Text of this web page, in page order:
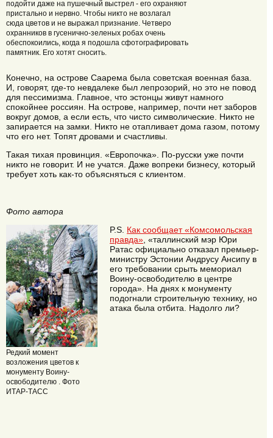
подойти даже на пушечный выстрел - его охраняют
пристально и нервно. Чтобы никто не возлагал
сюда цветов и не выражал признание. Четверо
охранников в гусенично-зеленых робах очень
обеспокоились, когда я подошла сфотографировать
памятник. Его хотят сносить.
Конечно, на острове Саарема была советская военная база.
И, говорят, где-то невдалеке был лепрозорий, но это не повод
для пессимизма. Главное, что эстонцы живут намного
спокойнее россиян. На острове, например, почти нет заборов
вокруг домов, а если есть, что чисто символические. Никто не
запирается на замки. Никто не отапливает дома газом, потому
что его нет. Топят дровами и счастливы.
Такая тихая провинция. «Европочка». По-русски уже почти
никто не говорит. И не учатся. Даже вопреки бизнесу, который
требует хоть как-то объясняться с клиентом.
Фото автора
Редкий момент
возложения цветов к
монументу Воину-
освободителю . Фото
ИТАР-ТАСС
P.S. Как сообщает «Комсомольская
правда» , «таллинский мэр Юри
Ратас официально отказал премьер-
министру Эстонии Андрусу Ансипу в
его требовании срыть мемориал
Воину-освободителю в центре
города». На днях к монументу
подогнали строительную технику, но
атака была отбита. Надолго ли?